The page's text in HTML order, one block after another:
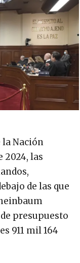
la Nación
2024, las
de las que
presupuesto
911 mil 164